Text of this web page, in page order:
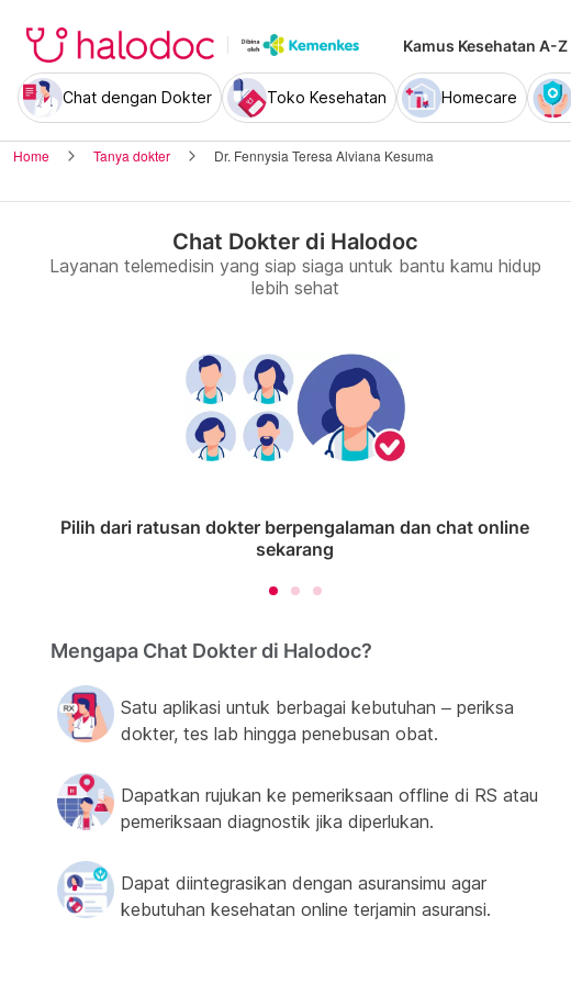
Kamus Kesehatan A-Z
Chat dengan Dokter Toko Kesehatan Homecare
Home Tanya dokter Dr. Fennysia Teresa Alviana Kesuma
Chat Dokter di Halodoc
Layanan telemedisin yang siap siaga untuk bantu kamu hidup
lebih sehat
Pilih dari ratusan dokter berpengalaman dan chat online
sekarang
Mengapa Chat Dokter di Halodoc?
Satu aplikasi untuk berbagai kebutuhan – periksa
dokter, tes lab hingga penebusan obat.
Dapatkan rujukan ke pemeriksaan offline di RS atau
pemeriksaan diagnostik jika diperlukan.
Dapat diintegrasikan dengan asuransimu agar
kebutuhan kesehatan online terjamin asuransi.